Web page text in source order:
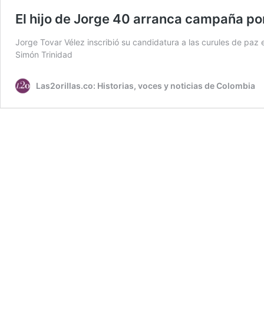
El hijo de Jorge 40 arranca campaña
Jorge Tovar Vélez inscribió su candidatura a las curules de
Simón Trinidad
Las2orillas.co: Historias, voces y noticias de Colombia